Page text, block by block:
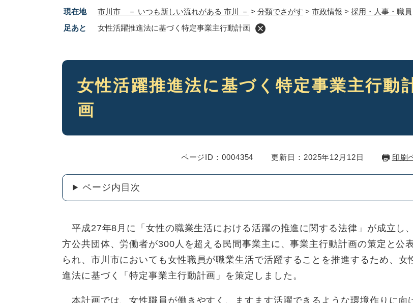
現在地 市川市 － いつも新しい流れがある 市川 － > 分類でさがす > 市政情報 > 採用・人事・職員
足あと
女性活躍推進法に基づく特定事業主行動計画
本
女性活躍推進法に基づく特定事業主行動
画
ページID：0004354 更新日：2025年12月12日 印刷
ページ内目次
平成27年8月に「女性の職業生活における活躍の推進に関する法律」が成立し
方公共団体、労働者が300人を超える民間事業主に、事業主行動計画の策定と公
られ、市川市においても女性職員が職業生活で活躍することを推進するため、女
進法に基づく「特定事業主行動計画」を策定しました。
本計画では、女性職員が働きやすく、ますます活躍できるような環境作りに向